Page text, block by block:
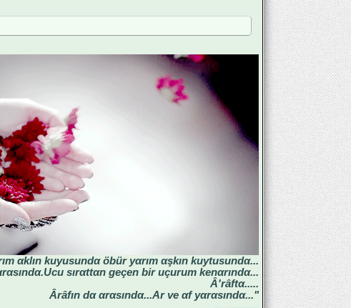
αklın kuyusundα öbür yαrım αşkın kuytusundα...
sırαttαn geçen bir uçurum kenαrındα...
Â'râftα.....
Ârâfın dα αrαsındα...Ar ve αf yαrαsındα..."